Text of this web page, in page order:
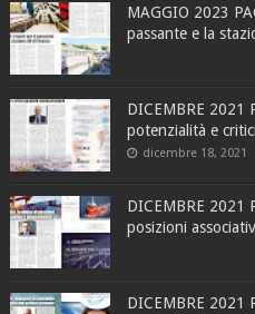
MAGGIO 2023
passante e la
DICEMBRE 2021
potenzialità e
dicembre 18, 2021
DICEMBRE 2021
posizioni
DICEMBRE 2021